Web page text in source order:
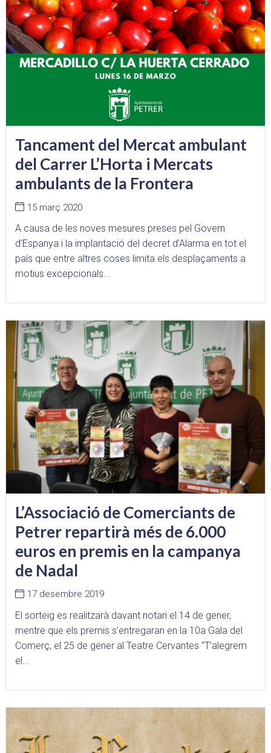
Tancament del Mercat ambulant
del Carrer L’Horta i Mercats
ambulants de la Frontera
15 març 2020
A causa de les noves mesures preses pel Govern
d’Espanya i la implantació del decret d’Alarma en tot el
país que entre altres coses limita els desplaçaments a
motius excepcionals...
L’Associació de Comerciants de
Petrer repartirà més de 6.000
euros en premis en la campanya
de Nadal
17 desembre 2019
El sorteig es realitzarà davant notari el 14 de gener,
mentre que els premis s’entregaran en la 10a Gala del
Comerç, el 25 de gener al Teatre Cervantes “T’alegrem
el...